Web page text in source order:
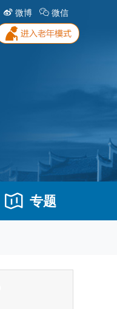
微博 微信
专题